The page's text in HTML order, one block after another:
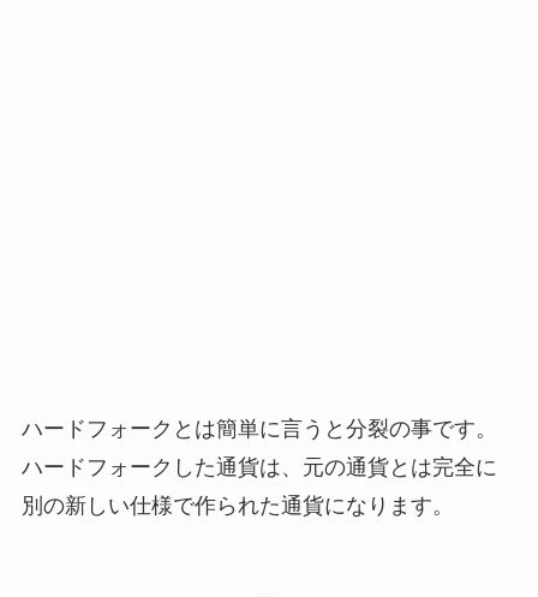
ハードフォークとは簡単に言うと分裂の事です。
ハードフォークした通貨は、元の通貨とは完全に
別の新しい仕様で作られた通貨になります。